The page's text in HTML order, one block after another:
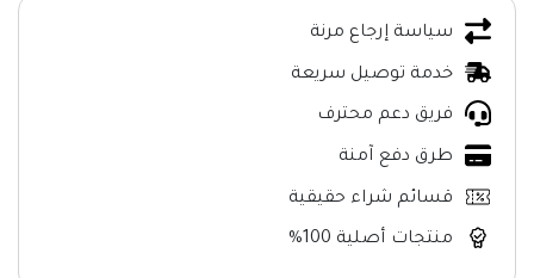
سياسة إرجاع مرنة
خدمة توصيل سريعة
فريق دعم محترف
طرق دفع آمنة
قسائم شراء حقيقية
منتجات أصلية 100%